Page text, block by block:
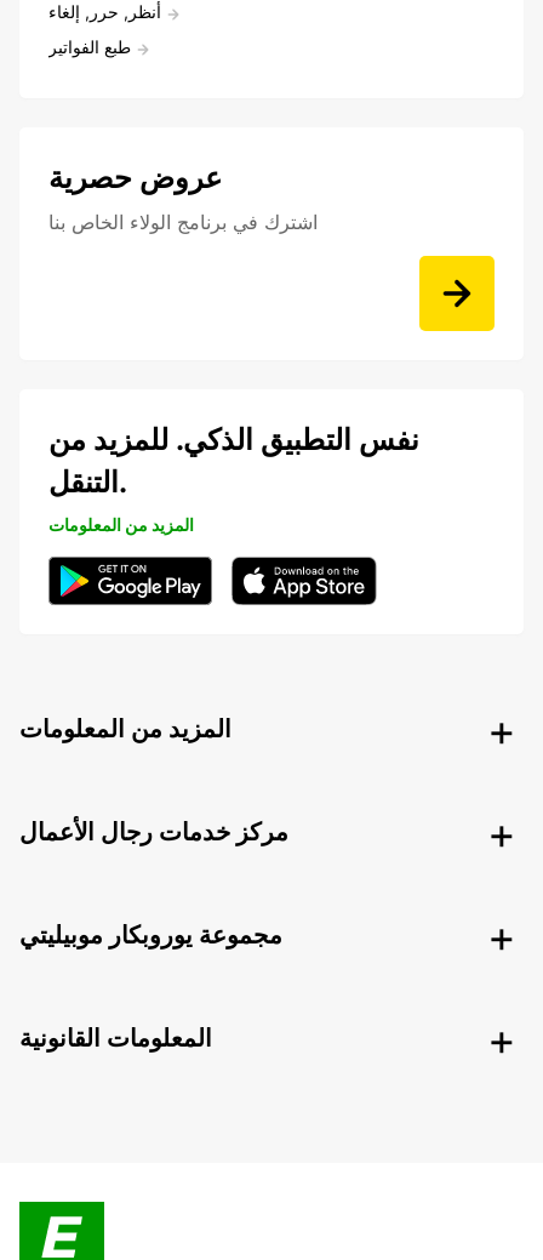
أنظر, حرر, إلغاء
طبع الفواتير
عروض حصرية
اشترك في برنامج الولاء الخاص بنا
نفس التطبيق الذكي. للمزيد من
التنقل.
المزيد من المعلومات
المزيد من المعلومات
مركز خدمات رجال الأعمال
مجموعة يوروبكار موبيليتي
المعلومات القانونية